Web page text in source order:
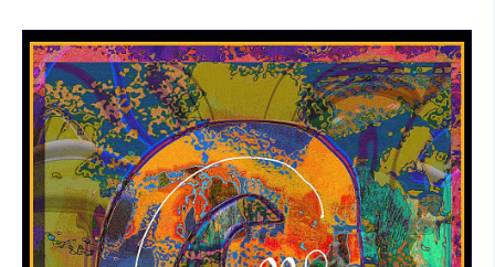
RUBRIKY
PLNÁ VERZE STRÁNEK